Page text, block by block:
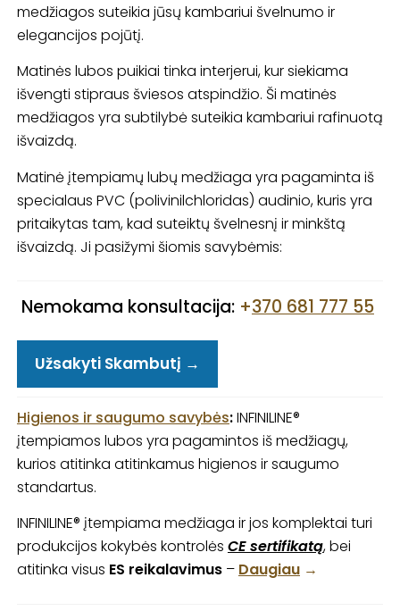
medžiagos suteikia jūsų kambariui švelnumo ir
elegancijos pojūtį.
Matinės lubos puikiai tinka interjerui, kur siekiama
išvengti stipraus šviesos atspindžio. Ši matinės
medžiagos yra subtilybė suteikia kambariui rafinuotą
išvaizdą.
Matinė įtempiamų lubų medžiaga yra pagaminta iš
specialaus PVC (polivinilchloridas) audinio, kuris yra
pritaikytas tam, kad suteiktų švelnesnį ir minkštą
išvaizdą. Ji pasižymi šiomis savybėmis:
Nemokama konsultacija: +370 681 777 55
Užsakyti Skambutį →
Higienos ir saugumo savybės:INFINILINE®
įtempiamos lubos yra pagamintos iš medžiagų,
kurios atitinka atitinkamus higienos ir saugumo
standartus.
INFINILINE® įtempiama medžiaga ir jos komplektai turi
produkcijos kokybės kontrolės CE sertifikatą, bei
atitinka visus ES reikalavimus– Daugiau→